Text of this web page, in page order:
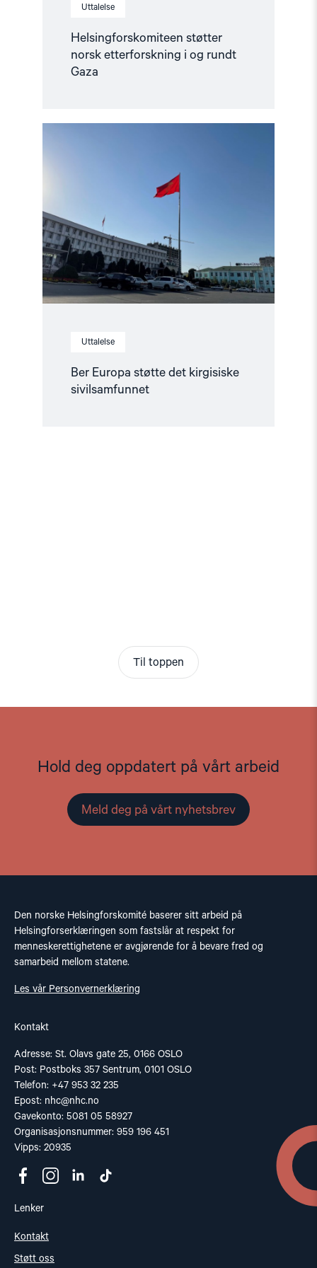
Uttalelse
Helsingforskomiteen støtter
norsk etterforskning i og rundt
Gaza
Uttalelse
Ber Europa støtte det kirgisiske
sivilsamfunnet
støtte
det
kirgisiske
sivilsamfunnet"
Til toppen
Hold deg oppdatert på vårt arbeid
Meld deg på vårt nyhetsbrev
Den norske Helsingforskomité baserer sitt arbeid på
Helsingforserklæringen som fastslår at respekt for
menneskerettighetene er avgjørende for å bevare fred og
samarbeid mellom statene.
Les vår Personvernerklæring
Kontakt
Adresse: St. Olavs gate 25, 0166 OSLO
Post: Postboks 357 Sentrum, 0101 OSLO
Telefon: +47 953 32 235
Epost: nhc@nhc.no
Gavekonto: 5081 05 58927
Organisasjonsnummer: 959 196 451
Vipps: 20935
Lenker
Kontakt
Støtt oss